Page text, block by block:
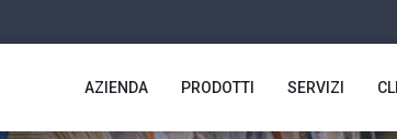
AZIENDA PRODOTTI SERVIZI